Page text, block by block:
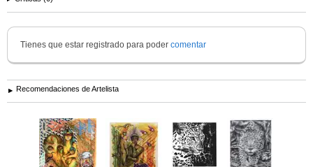
Tienes que estar registrado para poder comentar
Recomendaciones de Artelista